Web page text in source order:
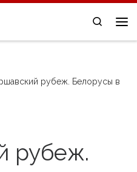
Search
рубеж. Белорусы в
рубеж.